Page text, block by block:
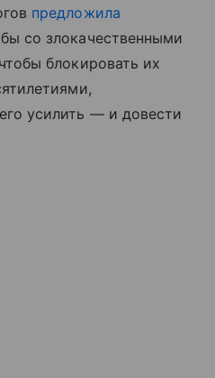
предложила
со злокачественными
блокировать их
усилить — и довести